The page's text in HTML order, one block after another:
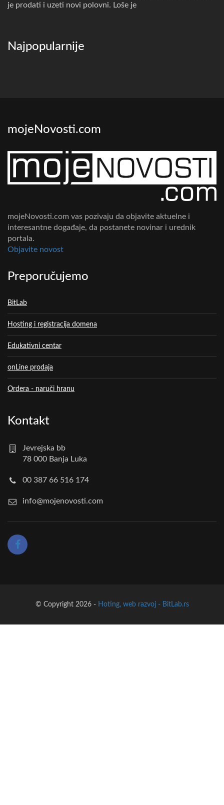
je prodati i uzeti novi polovni. Loše je
Najpopularnije
mojeNovosti.com
mojeNovosti.com vas pozivaju da objavite aktuelne i
interesantne događaje, da postanete novinar i urednik
portala.
Objavite novost
Preporučujemo
BitLab
Hosting i registracija domena
Edukativni centar
onLine prodaja
Ordera - naruči hranu
Kontakt
Jevrejska bb
78 000 Banja Luka
00 387 66 516 174
info@mojenovosti.com
© Copyright 2026 - Hoting, web razvoj - BitLab.rs